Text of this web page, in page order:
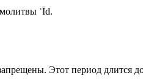
ʿĪd.
Этот период длится